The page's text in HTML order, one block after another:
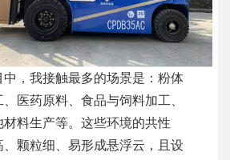
中，我接触最多的场景是：粉体
医药原料、食品与饲料加工、
料生产等。这些环境的共性
、颗粒细、易形成悬浮云，且设